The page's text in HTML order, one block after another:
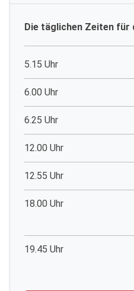
Die täglichen Zeiten für
5.15 Uhr
6.00 Uhr
6.25 Uhr
12.00 Uhr
12.55 Uhr
18.00 Uhr
19.45 Uhr